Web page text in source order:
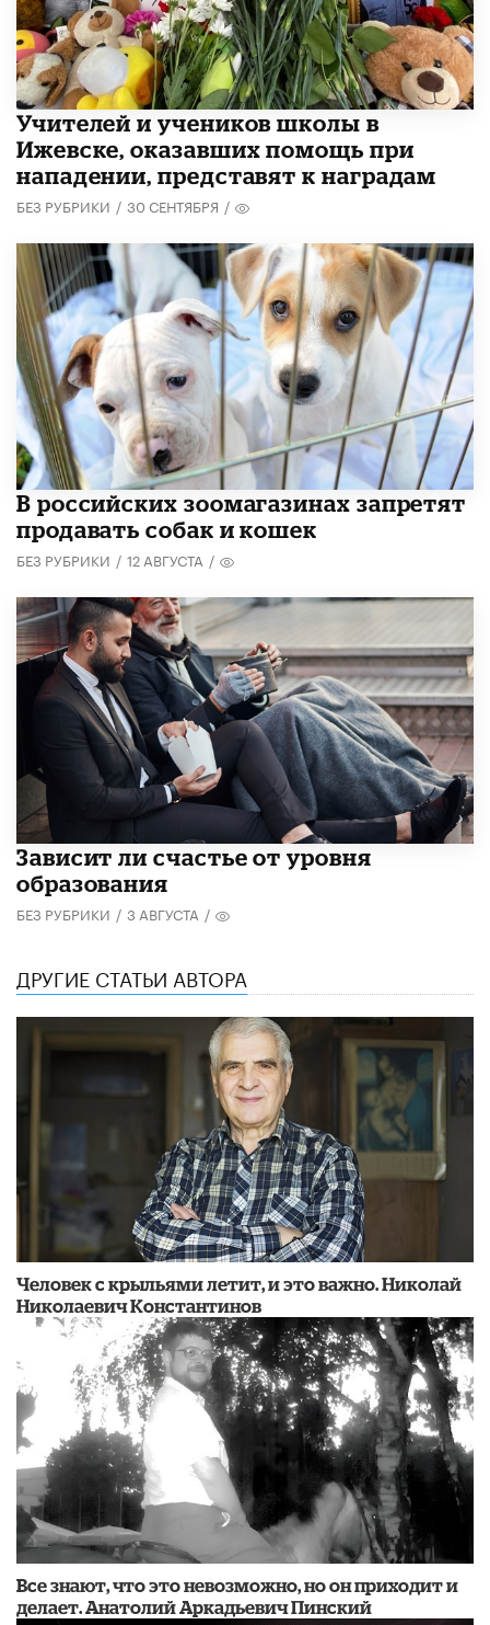
​Учителей и учеников школы в
Ижевске, оказавших помощь при
нападении, представят к наградам
БЕЗ РУБРИКИ / 30 СЕНТЯБРЯ /
В российских зоомагазинах запретят
продавать собак и кошек
БЕЗ РУБРИКИ / 12 АВГУСТА /
Зависит ли счастье от уровня
образования
БЕЗ РУБРИКИ / 3 АВГУСТА /
ДРУГИЕ СТАТЬИ АВТОРА
​Человек с крыльями летит, и это важно. Николай
Николаевич Константинов
Все знают, что это невозможно, но он приходит и
делает. Анатолий Аркадьевич Пинский